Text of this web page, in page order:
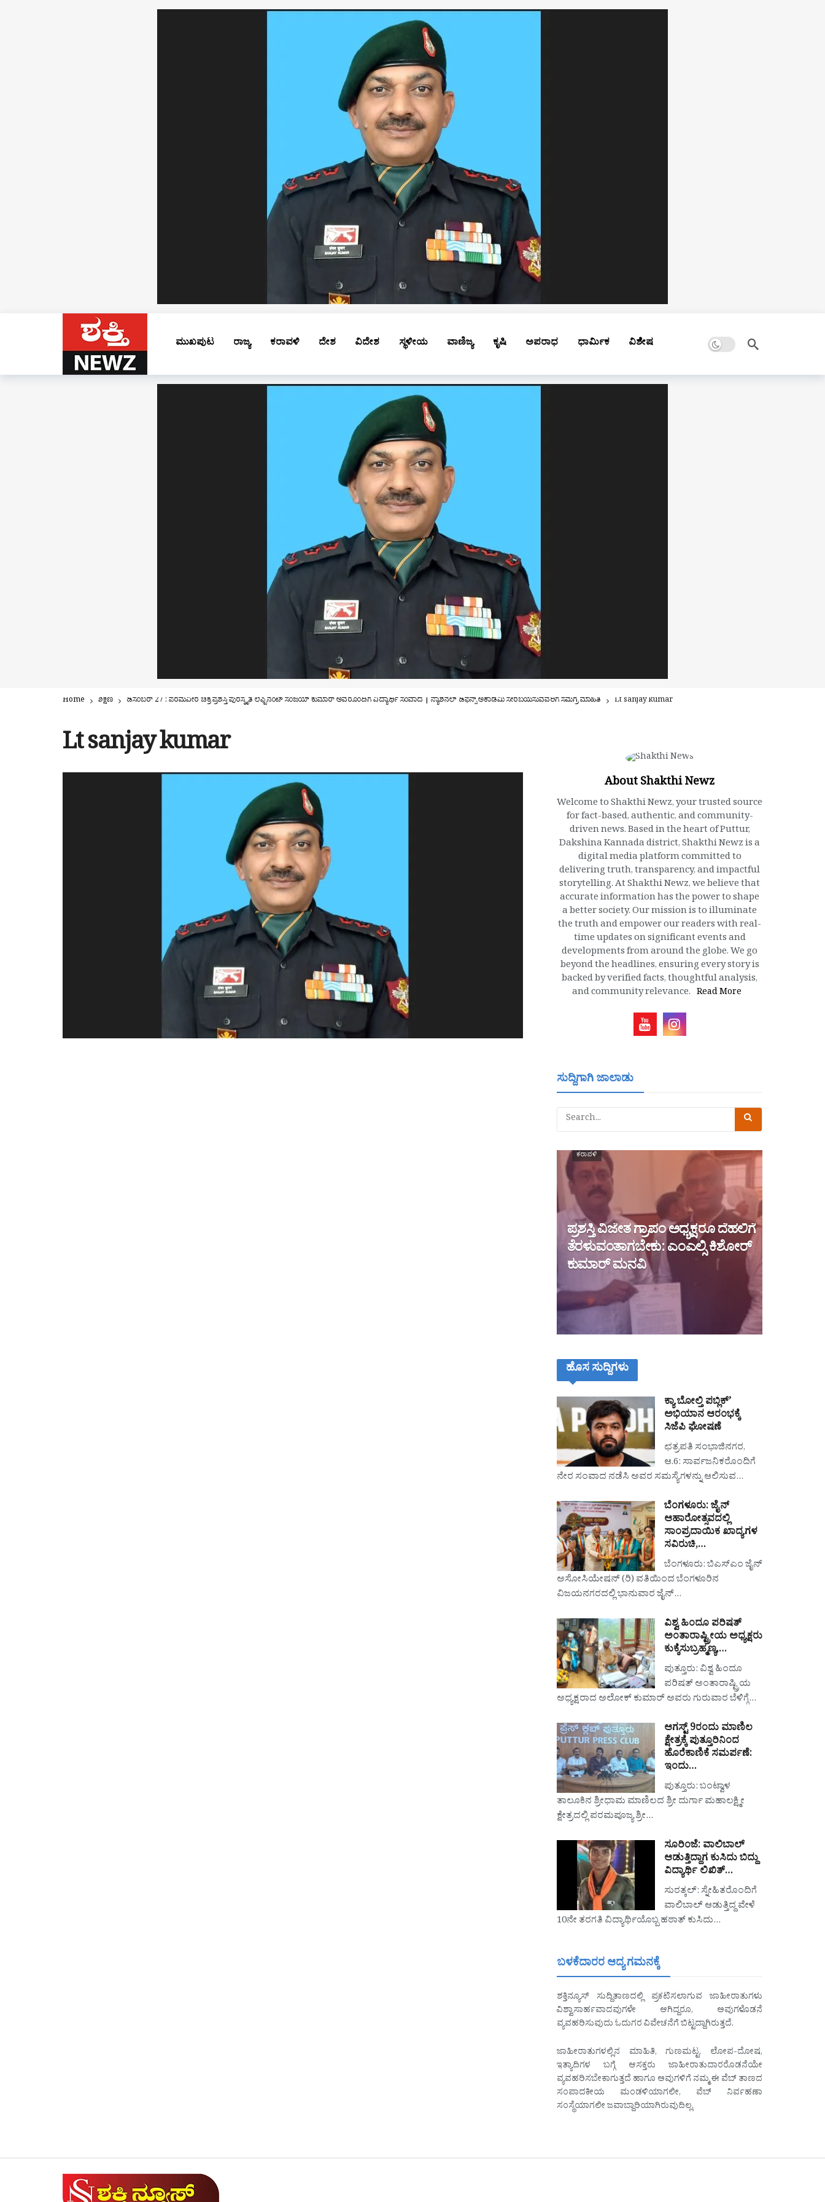
ಮುಖಪುಟ ರಾಜ್ಯ ಕರಾವಳಿ ದೇಶ ವಿದೇಶ ಸ್ಥಳೀಯ ವಾಣಿಜ್ಯ ಕೃಷಿ ಅಪರಾಧ ಧಾರ್ಮಿಕ ವಿಶೇಷ Dark mode
Home ಶಿಕ್ಷಣ ಡಿಸೆಂಬರ್ 27 : ಪರಮವೀರ ಚಕ್ರ ಪ್ರಶಸ್ತಿ ಪುರಸ್ಕೃತ ಲೆಫ್ಟಿನೆಂಟ್ ಸಂಜಯ್ ಕುಮಾರ್ ಅವರೊಂದಿಗೆ ವಿದ್ಯಾರ್ಥಿ ಸಂವಾದ | ನ್ಯಾಶನಲ್ ಡಿಫೆನ್ಸ್ ಅಕಾಡೆಮಿ ಸೇರಬಯಸುವವರಿಗೆ ಸಮಗ್ರ ಮಾಹಿತಿ Lt sanjay kumar
Lt sanjay kumar
About Shakthi Newz
Welcome to Shakthi Newz, your trusted source
for fact-based, authentic, and community-
driven news. Based in the heart of Puttur,
Dakshina Kannada district, Shakthi Newz is a
digital media platform committed to
delivering truth, transparency, and impactful
storytelling. At Shakthi Newz, we believe that
accurate information has the power to shape
a better society. Our mission is to illuminate
the truth and empower our readers with real-
time updates on significant events and
developments from around the globe. We go
beyond the headlines, ensuring every story is
backed by verified facts, thoughtful analysis,
and community relevance. Read More
ಸುದ್ದಿಗಾಗಿ ಜಾಲಾಡು
ಕರಾವಳಿ
ಪ್ರಶಸ್ತಿ ವಿಜೇತ ಗ್ರಾಪಂ ಅಧ್ಯಕ್ಷರೂ ದೆಹಲಿಗೆ
ತೆರಳುವಂತಾಗಬೇಕು: ಎಂಎಲ್ಸಿ ಕಿಶೋರ್
ಕುಮಾರ್ ಮನವಿ
ಹೊಸ ಸುದ್ದಿಗಳು
ಕ್ಯಾ ಬೋಲ್ತಿ ಪಬ್ಲಿಕ್’
ಅಭಿಯಾನ ಆರಂಭಕ್ಕೆ
ಸಿಜೆಪಿ ಘೋಷಣೆ
ಛತ್ರಪತಿ ಸಂಭಾಜಿನಗರ,
ಆ.6: ಸಾರ್ವಜನಿಕರೊಂದಿಗೆ
ನೇರ ಸಂವಾದ ನಡೆಸಿ ಅವರ ಸಮಸ್ಯೆಗಳನ್ನು ಆಲಿಸುವ…
ಬೆಂಗಳೂರು: ಜೈನ್
ಆಹಾರೋತ್ಸವದಲ್ಲಿ
ಸಾಂಪ್ರದಾಯಿಕ ಖಾದ್ಯಗಳ
ಸವಿರುಚಿ,…
ಬೆಂಗಳೂರು: ಬಿಎಸ್‌ಎಂ ಜೈನ್
ಅಸೋಸಿಯೇಷನ್ (ರಿ) ವತಿಯಿಂದ ಬೆಂಗಳೂರಿನ
ವಿಜಯನಗರದಲ್ಲಿ ಭಾನುವಾರ ಜೈನ್…
ವಿಶ್ವ ಹಿಂದೂ ಪರಿಷತ್
ಅಂತಾರಾಷ್ಟ್ರೀಯ ಅಧ್ಯಕ್ಷರು
ಕುಕ್ಕೆಸುಬ್ರಹ್ಮಣ್ಯ,…
ಪುತ್ತೂರು: ವಿಶ್ವ ಹಿಂದೂ
ಪರಿಷತ್ ಅಂತಾರಾಷ್ಟ್ರಿಯ
ಅಧ್ಯಕ್ಷರಾದ ಅಲೋಕ್ ಕುಮಾರ್ ಅವರು ಗುರುವಾರ ಬೆಳಿಗ್ಗೆ…
ಆಗಸ್ಟ್ 9ರಂದು ಮಾಣಿಲ
ಕ್ಷೇತ್ರಕ್ಕೆ ಪುತ್ತೂರಿನಿಂದ
ಹೊರೆಕಾಣಿಕೆ ಸಮರ್ಪಣೆ:
ಇಂದು…
ಪುತ್ತೂರು: ಬಂಟ್ವಾಳ
ತಾಲೂಕಿನ ಶ್ರೀಧಾಮ ಮಾಣಿಲದ ಶ್ರೀ ದುರ್ಗಾ ಮಹಾಲಕ್ಷ್ಮೀ
ಕ್ಷೇತ್ರದಲ್ಲಿ ಪರಮಪೂಜ್ಯ ಶ್ರೀ…
ಸೂರಿಂಜೆ: ವಾಲಿಬಾಲ್
ಆಡುತ್ತಿದ್ದಾಗ ಕುಸಿದು ಬಿದ್ದು
ವಿದ್ಯಾರ್ಥಿ ಲಿಖಿತ್…
ಸುರತ್ಕಲ್: ಸ್ನೇಹಿತರೊಂದಿಗೆ
ವಾಲಿಬಾಲ್ ಆಡುತ್ತಿದ್ದ ವೇಳೆ
10ನೇ ತರಗತಿ ವಿದ್ಯಾರ್ಥಿಯೊಬ್ಬ ಹಠಾತ್ ಕುಸಿದು…
ಬಳಕೆದಾರರ ಆದ್ಯ ಗಮನಕ್ಕೆ
ಶಕ್ತಿನ್ಯೂಸ್ ಸುದ್ದಿತಾಣದಲ್ಲಿ ಪ್ರಕಟಿಸಲಾಗುವ ಜಾಹೀರಾತುಗಳು
ವಿಶ್ವಾಸಾರ್ಹವಾದವುಗಳೇ ಆಗಿದ್ದರೂ, ಅವುಗಳೊಡನೆ
ವ್ಯವಹರಿಸುವುದು ಓದುಗರ ವಿವೇಚನೆಗೆ ಬಿಟ್ಟದ್ದಾಗಿರುತ್ತದೆ.
ಜಾಹೀರಾತುಗಳಲ್ಲಿನ ಮಾಹಿತಿ, ಗುಣಮಟ್ಟ, ಲೋಪ-ದೋಷ,
ಇತ್ಯಾದಿಗಳ ಬಗ್ಗೆ ಆಸಕ್ತರು ಜಾಹೀರಾತುದಾರರೊಡನೆಯೇ
ವ್ಯವಹರಿಸಬೇಕಾಗುತ್ತದೆ ಹಾಗೂ ಅವುಗಳಿಗೆ ನಮ್ಮ ಈ ವೆಬ್ ತಾಣದ
ಸಂಪಾದಕೀಯ ಮಂಡಳಿಯಾಗಲೀ, ವೆಬ್ ನಿರ್ವಹಣಾ
ಸಂಸ್ಥೆಯಾಗಲೀ ಜವಾಬ್ದಾರಿಯಾಗಿರುವುದಿಲ್ಲ.